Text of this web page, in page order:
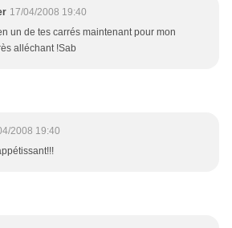
17/04/2008 19:40
un de tes carrés maintenant pour mon
alléchant !Sab
2008 19:40